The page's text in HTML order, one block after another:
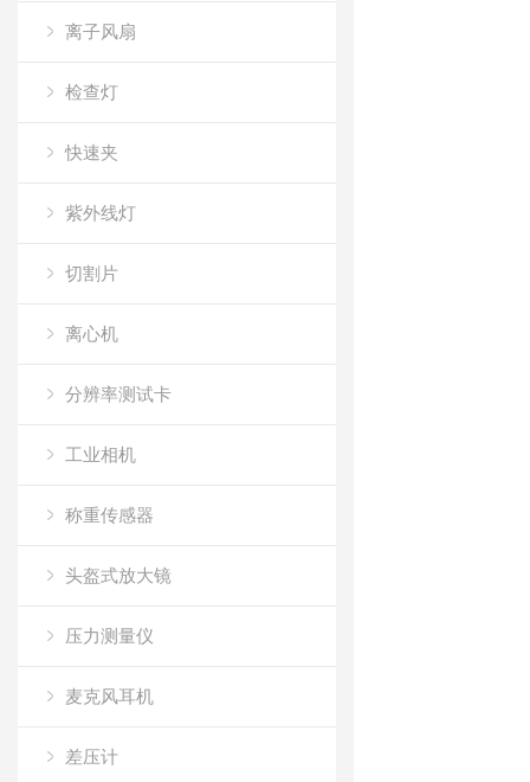
离子风扇
检查灯
快速夹
紫外线灯
切割片
离心机
分辨率测试卡
工业相机
称重传感器
头盔式放大镜
压力测量仪
麦克风耳机
差压计